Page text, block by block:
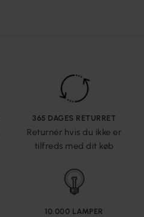
365 DAGES RETURRET
Returnér hvis du ikke er
tilfreds med dit køb
10.000 LAMPER